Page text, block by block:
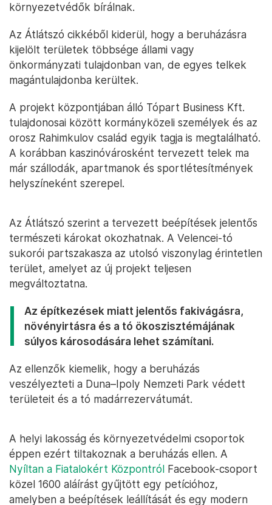
környezetvédők bírálnak.
Az Átlátszó cikkéből kiderül, hogy a beruházásra
kijelölt területek többsége állami vagy
önkormányzati tulajdonban van, de egyes telkek
magántulajdonba kerültek.
A projekt központjában álló Tópart Business Kft.
tulajdonosai között kormányközeli személyek és az
orosz Rahimkulov család egyik tagja is megtalálható.
A korábban kaszinóvárosként tervezett telek ma
már szállodák, apartmanok és sportlétesítmények
helyszíneként szerepel.
Az Átlátszó szerint a tervezett beépítések jelentős
természeti károkat okozhatnak. A Velencei-tó
sukorói partszakasza az utolsó viszonylag érintetlen
terület, amelyet az új projekt teljesen
megváltoztatna.
Az építkezések miatt jelentős fakivágásra,
növényirtásra és a tó ökoszisztémájának
súlyos károsodására lehet számítani.
Az ellenzők kiemelik, hogy a beruházás
veszélyezteti a Duna–Ipoly Nemzeti Park védett
területeit és a tó madárrezervátumát.
A helyi lakosság és környezetvédelmi csoportok
éppen ezért tiltakoznak a beruházás ellen. A
Nyíltan a Fiatalokért Központról Facebook-csoport
közel 1600 aláírást gyűjtött egy petícióhoz,
amelyben a beépítések leállítását és egy modern